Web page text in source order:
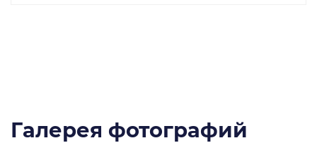
Галерея фотографий